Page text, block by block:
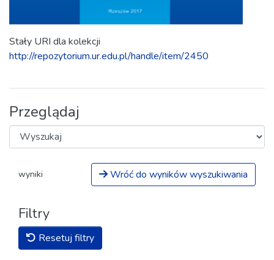
Stały URI dla kolekcji
http://repozytorium.ur.edu.pl/handle/item/2450
Przeglądaj
wyniki Wróć do wyników wyszukiwania
Filtry
Resetuj filtry